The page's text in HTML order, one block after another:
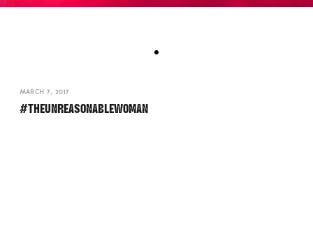
MARCH 7, 2017
#THEUNREASONABLEWOMAN